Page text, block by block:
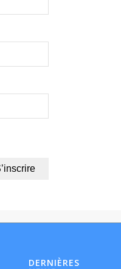
DERNIÈRES